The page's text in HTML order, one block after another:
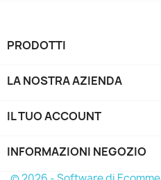
PRODOTTI
LA NOSTRA AZIENDA
IL TUO ACCOUNT
INFORMAZIONI NEGOZIO